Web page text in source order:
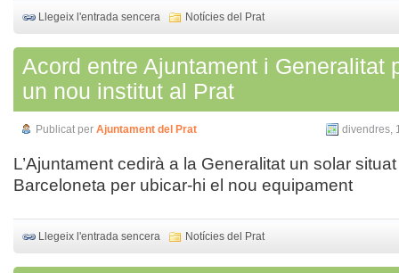
Llegeix l'entrada sencera Notícies del Prat
Acord entre Ajuntament i Generalitat
un nou institut al Prat
Publicat per Ajuntament del Prat divendres,
L’Ajuntament cedirà a la Generalitat un solar
Barceloneta per ubicar-hi el nou equipament
Llegeix l'entrada sencera Notícies del Prat